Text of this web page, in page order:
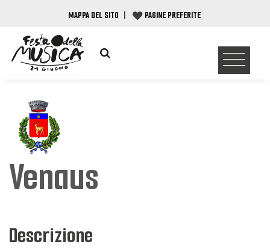
MAPPA DEL SITO | PAGINE PREFERITE
Venaus
Descrizione